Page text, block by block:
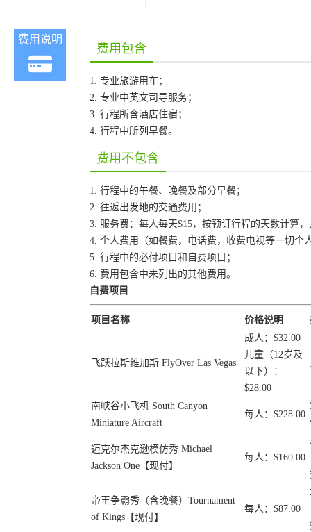
费用说明
费用包含
1. 专业旅游用车；
2. 专业中英文司导服务；
3. 行程所含酒店住宿；
4. 行程中所列早餐。
费用不包含
1. 行程中的午餐、晚餐及部分早餐；
2. 往返出发地的交通费用；
3. 服务费：每人每天$15，按预订行程的天数计算
4. 个人费用（如餐费，电话费，收费电视等一切个
5. 行程中的必付项目和自费项目；
6. 费用包含中未列出的其他费用。
自费项目
项目名称 价格说明
飞跃拉斯维加斯 FlyOver Las Vegas
成人：$32.00
儿童（12岁及
以下）：
$28.00
南峡谷小飞机 South Canyon
Miniature Aircraft
每人：$228.00
迈克尔杰克逊模仿秀 Michael
Jackson One【现付】
每人：$160.00
帝王争霸秀（含晚餐）Tournament
of Kings【现付】
每人：$87.00